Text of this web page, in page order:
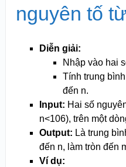
nguyên tố
Diễn giải:
Nhập vào hai
Tính trung
đến n.
Input: Hai số
n<106), trên một
Output: Là trung
đến n, làm tròn đến
Ví dụ: